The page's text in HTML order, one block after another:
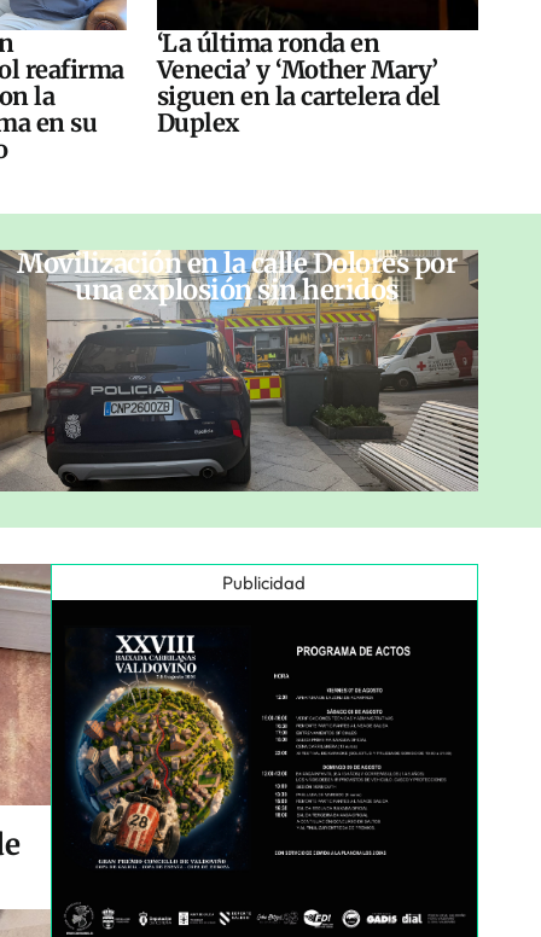
reafirma
la
en su
‘La última ronda en
Venecia’ y ‘Mother Mary’
siguen en la cartelera del
Duplex
Movilización en la calle Dolores por
una explosión sin heridos
Publicidad